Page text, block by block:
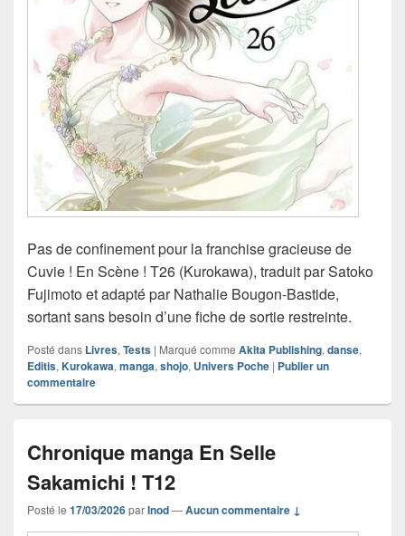
Pas de confinement pour la franchise gracieuse de
Cuvie ! En Scène ! T26 (Kurokawa), traduit par Satoko
Fujimoto et adapté par Nathalie Bougon-Bastide,
sortant sans besoin d’une fiche de sortie restreinte.
Posté dans Livres, Tests | Marqué comme Akita Publishing, danse,
Editis, Kurokawa, manga, shojo, Univers Poche | Publier un
commentaire
Chronique manga En Selle
Sakamichi ! T12
Posté le 17/03/2026parInod—Aucun commentaire ↓